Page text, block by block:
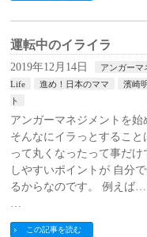
運転中のイライラ
2019年12月14日 アンガーマ
Life
進め！日本のママ 濱崎
ト
アンガーマネジメントを始
そんなにイラっとするこ
って丸くなったって事だ
しやすいポイントが 自分
るからなのです。 例えば
…
この記事を読む